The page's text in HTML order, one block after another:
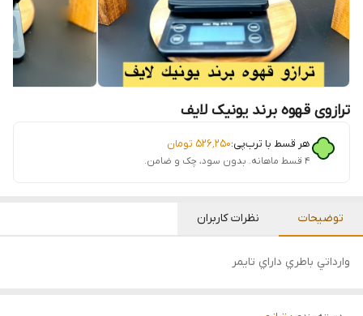
ترازوی قهوه برند یونیک لایف
هر قسط با ترب‌پی:۵۲۶٬۲۵۰ تومان
۴ قسط ماهانه. بدون سود، چک و ضامن.
توضیحات نظرات کاربران
وارداتي باطري داراي تايمر